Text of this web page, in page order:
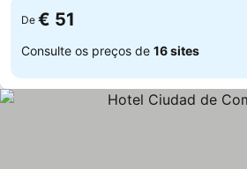
De € 51
Consulte os preços de 16 sites